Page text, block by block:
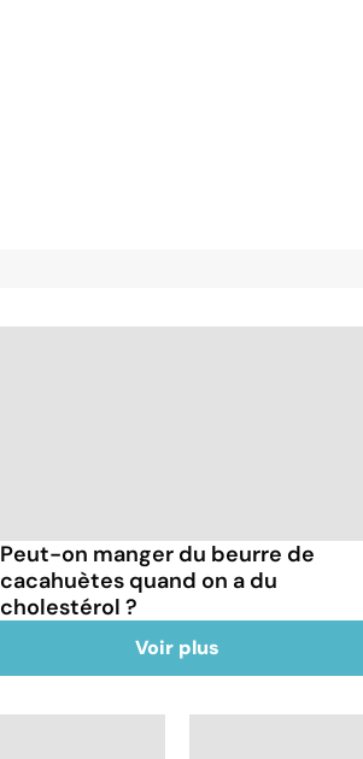
Peut-on manger du beurre de
cacahuètes quand on a du
cholestérol ?
Voir plus